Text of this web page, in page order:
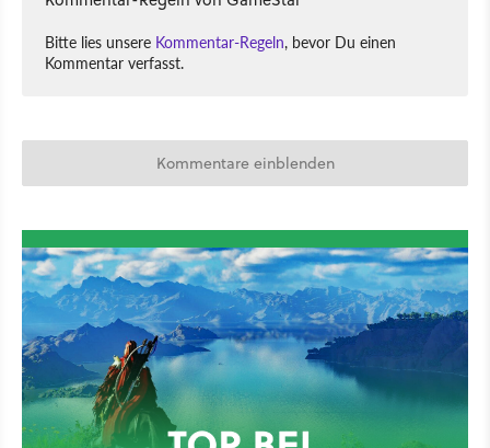
Bitte lies unsere Kommentar-Regeln, bevor Du einen
Kommentar verfasst.
Kommentare einblenden